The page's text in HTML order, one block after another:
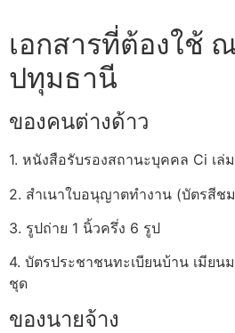
เอกสารที่ต้องใช้
ปทุมธานี
ของคนต่างด้าว
1. หนังสือรับรองสถานะบุคคล Ci เล่
2. สำเนาใบอนุญาตทำงาน (บัตรสีช
3. รูปถ่าย 1 นิ้วครึ่ง 6 รูป
4. บัตรประชาชนทะเบียนบ้าน เมียน
ชุด
ของนายจ้าง